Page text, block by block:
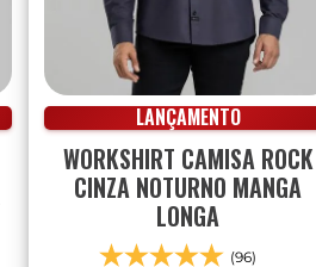
LANÇAMENTO
WORKSHIRT CAMISA ROCK
CINZA NOTURNO MANGA
LONGA
(96)